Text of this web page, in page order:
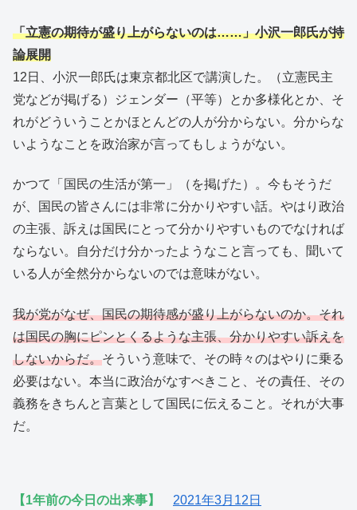
「立憲の期待が盛り上がらないのは……」小沢一郎氏が持
論展開
12日、小沢一郎氏は東京都北区で講演した。（立憲民主
党などが掲げる）ジェンダー（平等）とか多様化とか、そ
れがどういうことかほとんどの人が分からない。分からな
いようなことを政治家が言ってもしょうがない。
かつて「国民の生活が第一」（を掲げた）。今もそうだ
が、国民の皆さんには非常に分かりやすい話。やはり政治
の主張、訴えは国民にとって分かりやすいものでなければ
ならない。自分だけ分かったようなこと言っても、聞いて
いる人が全然分からないのでは意味がない。
我が党がなぜ、国民の期待感が盛り上がらないのか。それ
は国民の胸にピンとくるような主張、分かりやすい訴えを
しないからだ。そういう意味で、その時々のはやりに乗る
必要はない。本当に政治がなすべきこと、その責任、その
義務をきちんと言葉として国民に伝えること。それが大事
だ。
【1年前の今日の出来事】 2021年3月12日